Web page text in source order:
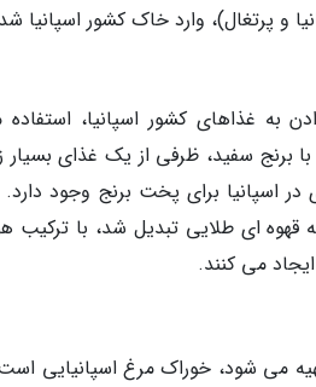
به غذاهای کشور اسپانیا،
برنج سفید، ظرفی از یک غذای بسیار
برای پخت برنج وجود دارد.
ای طلایی تبدیل شد، با ترکیب
می کنند.
می شود، خوراک مرغ اسپانیایی